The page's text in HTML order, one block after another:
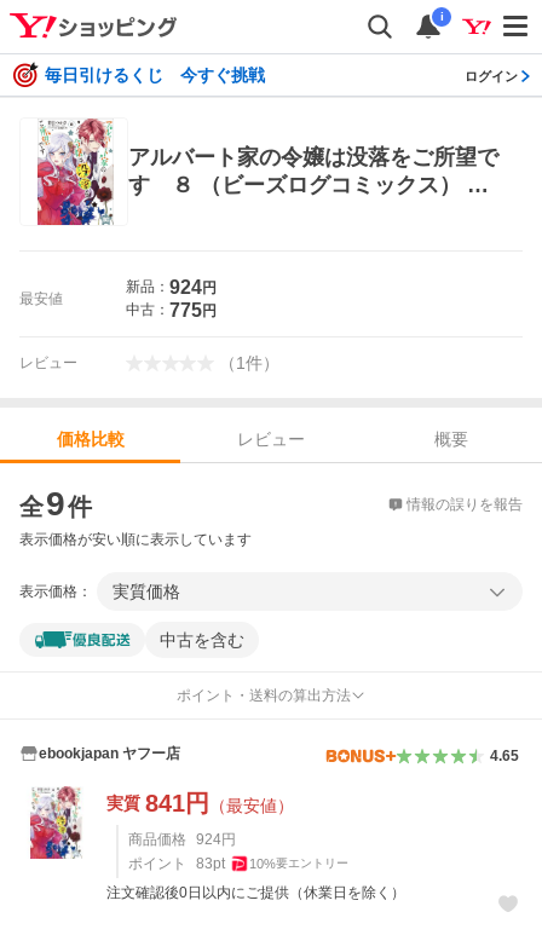
i
毎日引けるくじ 今すぐ挑戦 ログイン
アルバート家の令嬢は没落をご所望で
す ８ （ビーズログコミックス） 彩
最安値
新品： 924円
中古： 775円
レビュー （1件）
価格比較 レビュー
概要
全9件 情報の誤りを報告
表示価格が安い順に表示しています
表示価格： 実質価格
中古を含む
ポイント・送料の算出方法
ebookjapan ヤフー店 4.65
実質 841円 （最安値）
商品価格 924円
ポイント
83pt 10%要エントリー
注文確認後0日以内にご提供（休業日を除く）